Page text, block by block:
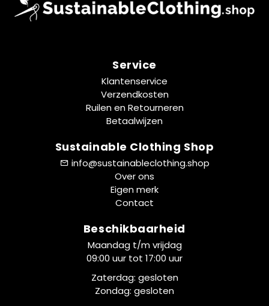
Service
Klantenservice
Verzendkosten
Ruilen en Retourneren
Betaalwijzen
Sustainable Clothing Shop
info@sustainableclothing.shop
Over ons
Eigen merk
Contact
Beschikbaarheid
Maandag t/m vrijdag
09:00 uur tot 17:00 uur
Zaterdag: gesloten
Zondag: gesloten